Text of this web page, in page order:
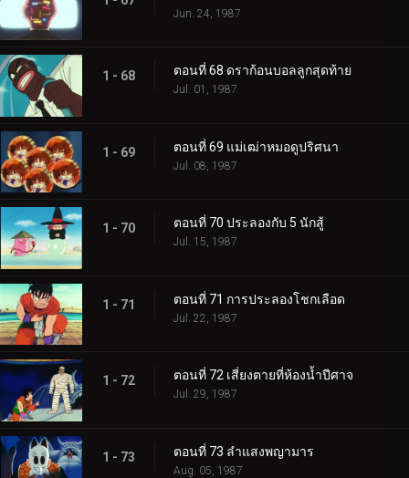
Jun. 24, 1987
1 - 68 ตอนที่ 68 ดราก้อนบอลลูกสุดท้าย
Jul. 01, 1987
1 - 69 ตอนที่ 69 แม่เฒ่าหมอดูปริศนา
Jul. 08, 1987
1 - 70 ตอนที่ 70 ประลองกับ 5 นักสู้
Jul. 15, 1987
1 - 71 ตอนที่ 71 การประลองโชกเลือด
Jul. 22, 1987
1 - 72 ตอนที่ 72 เสี่ยงตายที่ห้องน้ำปีศาจ
Jul. 29, 1987
1 - 73 ตอนที่ 73 ลำแสงพญามาร
Aug. 05, 1987